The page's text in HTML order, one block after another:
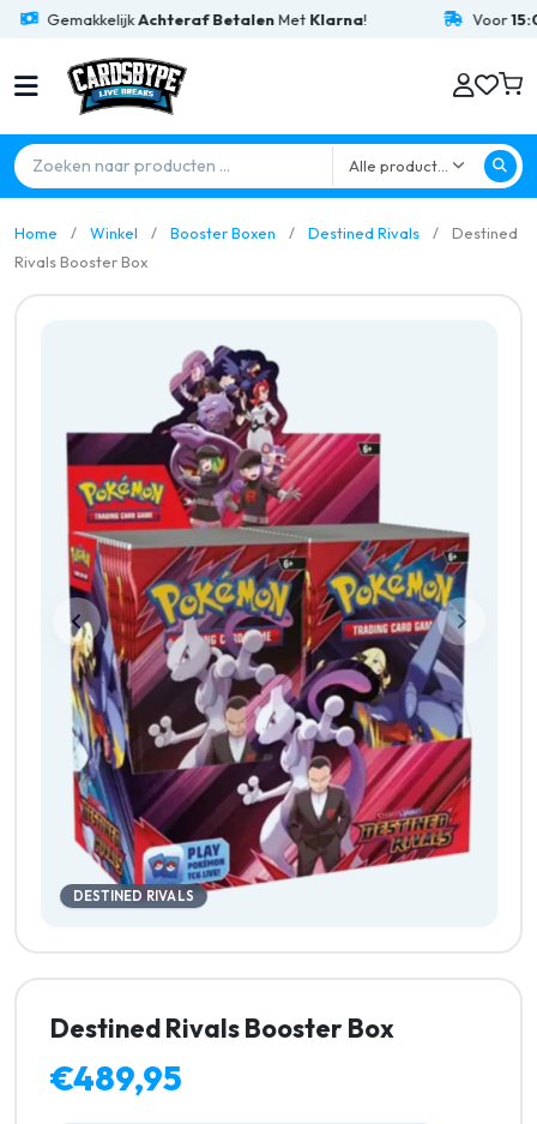
Achteraf BetalenMetKlarna! Voor15:00
Alle producten
Home Winkel Booster Boxen Destined Rivals
Destined
Rivals Booster Box
DESTINED RIVALS
Destined Rivals Booster Box
€489,95